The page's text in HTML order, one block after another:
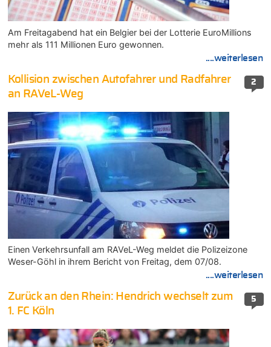
Am Freitagabend hat ein Belgier bei der Lotterie EuroMillions
mehr als 111 Millionen Euro gewonnen.
....weiterlesen
2
Kollision zwischen Autofahrer und Radfahrer
an RAVeL-Weg
Einen Verkehrsunfall am RAVeL-Weg meldet die Polizeizone
Weser-Göhl in ihrem Bericht von Freitag, dem 07/08.
....weiterlesen
5
Zurück an den Rhein: Hendrich wechselt zum
1. FC Köln